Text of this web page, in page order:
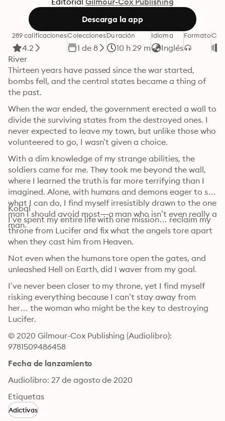
Descarga la app
289 calificaciones
4.2
Colecciones
1 de 8
Duración
10 h 29 m
Idioma
Inglés
Formato
River
Thirteen years have passed since the war started,
bombs fell, and the central states became a thing of
the past.
When the war ended, the government erected a wall to
divide the surviving states from the destroyed ones. I
never expected to leave my town, but unlike those who
With a dim knowledge of my strange abilities, the
soldiers came for me. They took me beyond the wall,
where I learned the truth is far more terrifying than I
imagined. Alone, with humans and demons eager to see
what I can do, I find myself irresistibly drawn to the one
man I should avoid most—a man who isn’t even really a
man.
Kobal
I’ve spent my entire life with one mission… reclaim my
throne from Lucifer and fix what the angels tore apart
when they cast him from Heaven.
Not even when the humans tore open the gates, and
unleashed Hell on Earth, did I waver from my goal.
I’ve never been closer to my throne, yet I find myself
risking everything because I can’t stay away from
her… the woman who might be the key to destroying
Lucifer.
© 2020 Gilmour-Cox Publishing (Audiolibro):
9781509486458
Fecha de lanzamiento
Audiolibro: 27 de agosto de 2020
Etiquetas
Adictivas